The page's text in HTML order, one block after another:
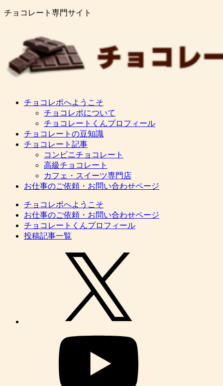
チョコレート専門サイト
チョコレポへようこそ
チョコレポについて
チョコレートくんプロフィール
チョコレートの豆知識
チョコレート記事
コンビニチョコレート
高級チョコレート
カフェ・スイーツ専門店
お仕事のご依頼・お問い合わせページ
チョコレポへようこそ
お仕事のご依頼・お問い合わせページ
チョコレートくんプロフィール
投稿記事一覧